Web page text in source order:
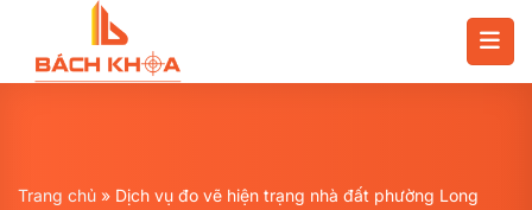
Trang chủ » Dịch vụ đo vẽ hiện trạng nhà đất phường Long